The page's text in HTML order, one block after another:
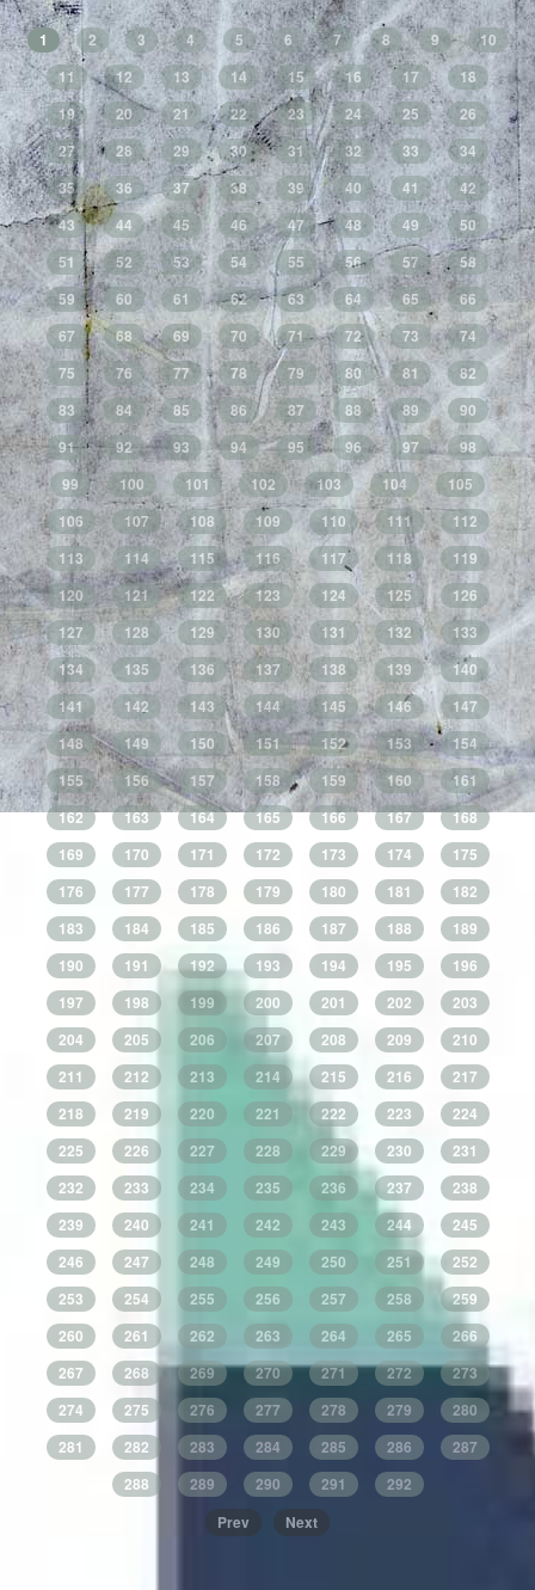
1 2 3 4 5 6 7 8 9
10
11
12 13 14 15 16 17
18
19
20 21 22 23 24 25
26
27
28 29 30 31 32 33
34
35
36 37 38 39 40 41
42
43
44 45 46 47 48 49
50
51
52 53 54 55 56 57
58
59
60 61 62 63 64 65
66
67
68 69 70 71 72 73
74
75
76 77 78 79 80 81
82
83
84 85 86 87 88 89
90
91
92 93 94 95 96 97
98
99
100 101 102 103 104
105
106
107 108 109 110 111
112
113
114 115 116 117 118
119
120
121 122 123 124 125
126
127
128 129 130 131 132
133
134
135 136 137 138 139
140
141
142 143 144 145 146
147
148
149 150 151 152 153
154
155
156 157 158 159 160
161
162
163 164 165 166 167
168
169
170 171 172 173 174
175
176
177 178 179 180 181
182
183
184 185 186 187 188
189
190
191 192 193 194 195
196
197
198 199 200 201 202
203
204
205 206 207 208 209
210
211
212 213 214 215 216
217
218
219 220 221 222 223
224
225
226 227 228 229 230
231
232
233 234 235 236 237
238
239
240 241 242 243 244
245
246
247 248 249 250 251
252
253
254 255 256 257 258
259
260
261 262 263 264 265
266
267
268 269 270 271 272
273
274
275 276 277 278 279
280
281
282 283 284 285 286
287
288
289 290 291
292
Prev
Next